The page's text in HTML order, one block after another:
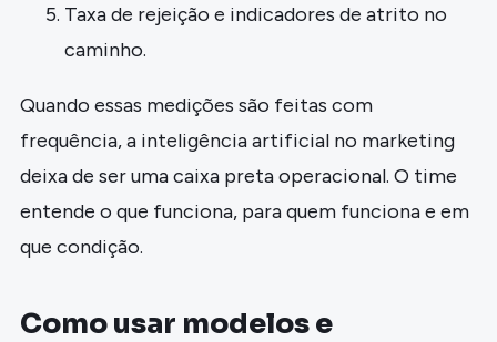
Taxa de rejeição e indicadores de atrito no
caminho.
Quando essas medições são feitas com
frequência, a inteligência artificial no marketing
deixa de ser uma caixa preta operacional. O time
entende o que funciona, para quem funciona e em
que condição.
Como usar modelos e